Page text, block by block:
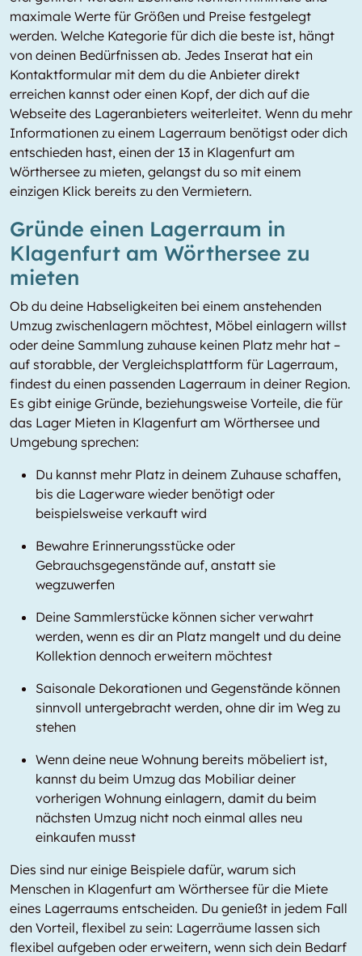
maximale Werte für Größen und Preise festgelegt
werden. Welche Kategorie für dich die beste ist, hängt
von deinen Bedürfnissen ab. Jedes Inserat hat ein
Kontaktformular mit dem du die Anbieter direkt
erreichen kannst oder einen Kopf, der dich auf die
Webseite des Lageranbieters weiterleitet. Wenn du mehr
Informationen zu einem Lagerraum benötigst oder dich
entschieden hast, einen der 13 in Klagenfurt am
Wörthersee zu mieten, gelangst du so mit einem
einzigen Klick bereits zu den Vermietern.
Gründe einen Lagerraum in
Klagenfurt am Wörthersee zu
mieten
Ob du deine Habseligkeiten bei einem anstehenden
Umzug zwischenlagern möchtest, Möbel einlagern willst
oder deine Sammlung zuhause keinen Platz mehr hat –
auf storabble, der Vergleichsplattform für Lagerraum,
findest du einen passenden Lagerraum in deiner Region.
Es gibt einige Gründe, beziehungsweise Vorteile, die für
das Lager Mieten in Klagenfurt am Wörthersee und
Umgebung sprechen:
Du kannst mehr Platz in deinem Zuhause schaffen,
bis die Lagerware wieder benötigt oder
beispielsweise verkauft wird
Bewahre Erinnerungsstücke oder
Gebrauchsgegenstände auf, anstatt sie
wegzuwerfen
Deine Sammlerstücke können sicher verwahrt
werden, wenn es dir an Platz mangelt und du deine
Kollektion dennoch erweitern möchtest
Saisonale Dekorationen und Gegenstände können
sinnvoll untergebracht werden, ohne dir im Weg zu
stehen
Wenn deine neue Wohnung bereits möbeliert ist,
kannst du beim Umzug das Mobiliar deiner
vorherigen Wohnung einlagern, damit du beim
nächsten Umzug nicht noch einmal alles neu
einkaufen musst
Dies sind nur einige Beispiele dafür, warum sich
Menschen in Klagenfurt am Wörthersee für die Miete
eines Lagerraums entscheiden. Du genießt in jedem Fall
den Vorteil, flexibel zu sein: Lagerräume lassen sich
flexibel aufgeben oder erweitern, wenn sich dein Bedarf